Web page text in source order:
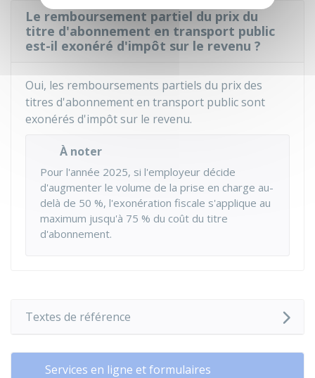
Le remboursement partiel du prix du
titre d'abonnement en transport public
est-il exonéré d'impôt sur le revenu ?
Oui, les remboursements partiels du prix des
titres d'abonnement en transport public sont
exonérés d'impôt sur le revenu.
À noter
Pour l'année 2025, si l'employeur décide
d'augmenter le volume de la prise en charge au-
delà de 50 %, l'exonération fiscale s'applique au
maximum jusqu'à 75 % du coût du titre
d'abonnement.
Textes de référence
Services en ligne et formulaires